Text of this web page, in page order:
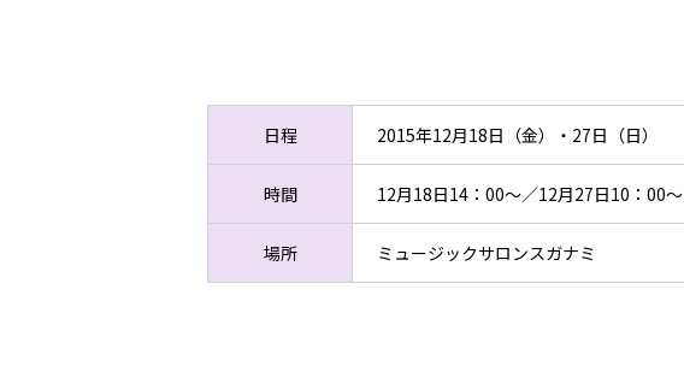
日程 2015年12月18日（金）・27日（日）
時間 12月18日14：00～／12月27日10：00～
場所 ミュージックサロンスガナミ